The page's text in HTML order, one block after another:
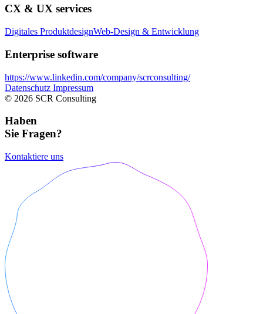
CX & UX services
Digitales ProduktdesignWeb-Design & Entwicklung
Enterprise software
https://www.linkedin.com/company/scrconsulting/
Datenschutz Impressum
© 2026 SCR Consulting
Haben
Sie Fragen?
Kontaktiere uns